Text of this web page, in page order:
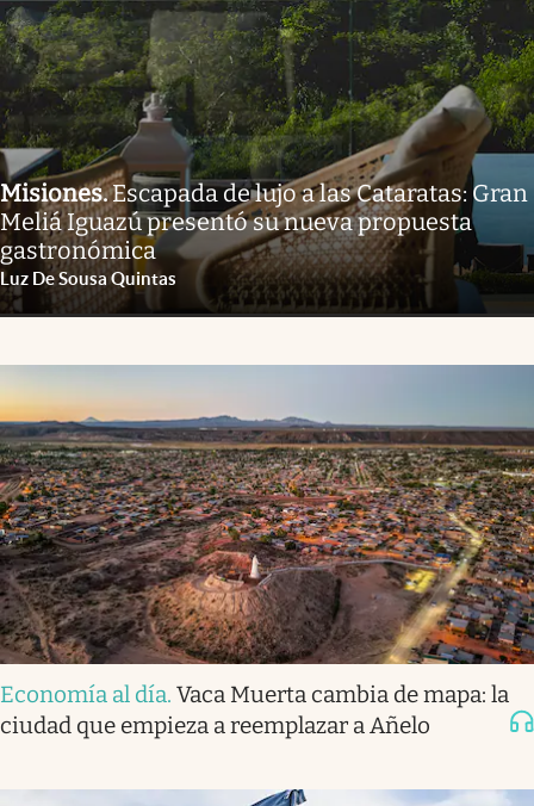
Misiones.Escapada de lujo a las Cataratas: Gran
Meliá Iguazú presentó su nueva propuesta
gastronómica
Luz De Sousa Quintas
Economía al día. Vaca Muerta cambia de mapa: la
ciudad que empieza a reemplazar a Añelo